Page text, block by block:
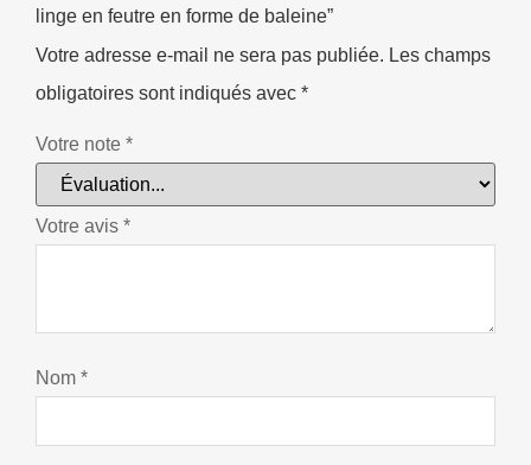
linge en feutre en forme de baleine”
Votre adresse e-mail ne sera pas publiée. Les champs
obligatoires sont indiqués avec *
Votre note *
Votre avis *
Nom *